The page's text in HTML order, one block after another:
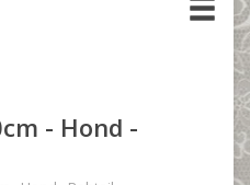
- Hond -